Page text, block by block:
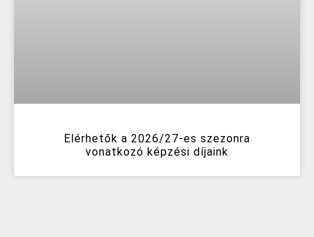
Elérhetők a 2026/27-es szezonra
vonatkozó képzési díjaink